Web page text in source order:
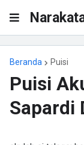
Beranda Puisi
Puisi
Sapardi